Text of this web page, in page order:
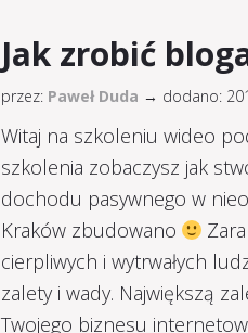
Jak zrobić
przez: Paweł Duda → dodano:
Witaj na szkoleniu wideo
szkolenia zobaczysz jak
dochodu pasywnego w
Kraków zbudowano
cierpliwych i wytrwałych
zalety i wady. Największą
Twojego biznesu